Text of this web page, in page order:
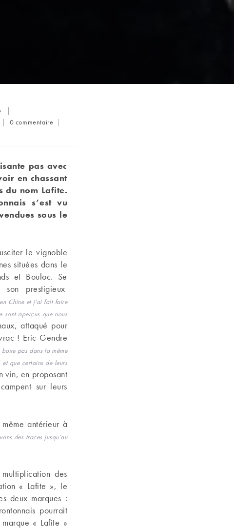
Commentaires
0 commentaire
pas avec
en chassant
du nom Lafite.
s’est vu
sous le
le vignoble
situées dans le
et Bouloc. Se
prestigieux
Chine et j’ai fait faire
sont aperçus que nous
attaqué pour
! Eric Gendre
pas dans la même
que certains de leurs
vin, en proposant
sur leurs
antérieur à
des traces jusqu’au
des
« Lafite », le
deux marques :
pourrait
« Lafite »